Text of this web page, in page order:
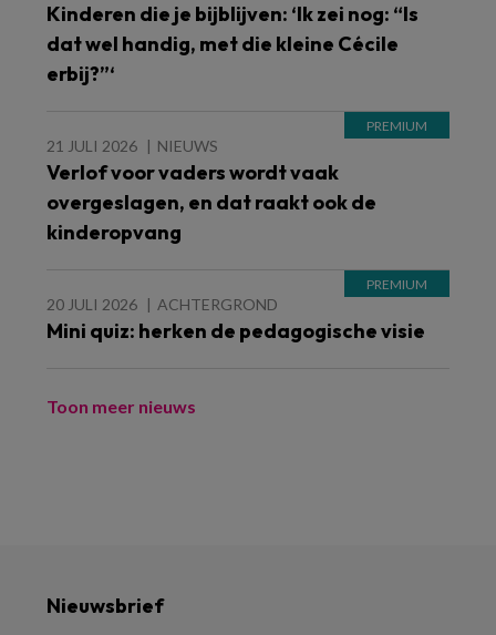
Kinderen die je bijblijven: ‘Ik zei nog: “Is
dat wel handig, met die kleine Cécile
erbij?”‘
21 JULI 2026 NIEUWS
Verlof voor vaders wordt vaak
overgeslagen, en dat raakt ook de
kinderopvang
20 JULI 2026 ACHTERGROND
Mini quiz: herken de pedagogische visie
Toon meer nieuws
Nieuwsbrief